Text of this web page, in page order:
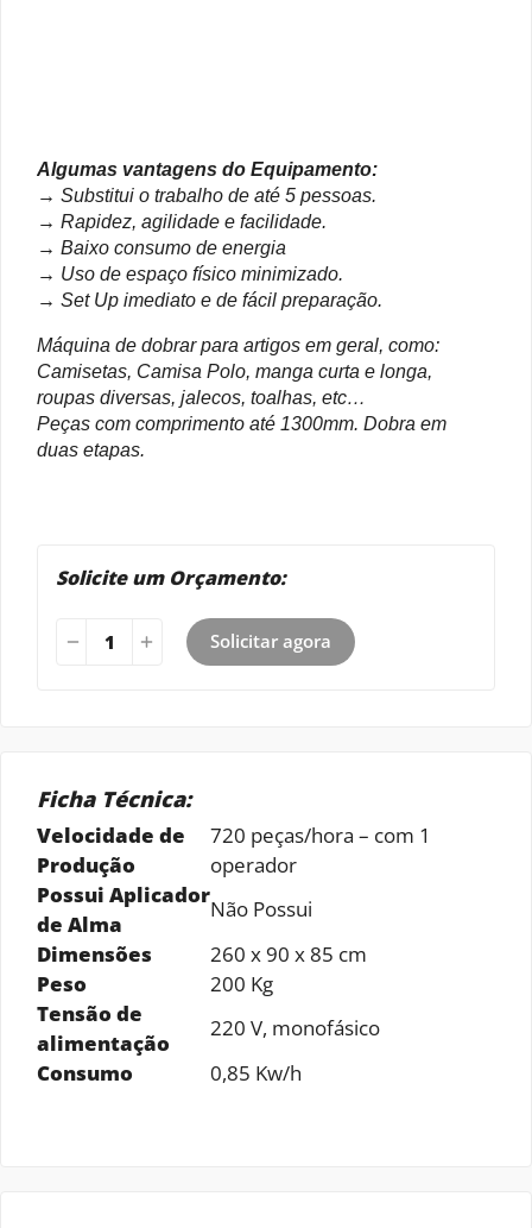
Algumas vantagens do Equipamento:
→ Substitui o trabalho de até 5 pessoas.
→ Rapidez, agilidade e facilidade.
→ Baixo consumo de energia
→ Uso de espaço físico minimizado.
→ Set Up imediato e de fácil preparação.
Máquina de dobrar para artigos em geral, como:
Camisetas, Camisa Polo, manga curta e longa,
roupas diversas, jalecos, toalhas, etc…
Peças com comprimento até 1300mm. Dobra em
duas etapas.
Solicite um Orçamento:
Solicitar agora
Ficha Técnica:
Velocidade de
Produção
720 peças/hora – com 1
operador
Possui Aplicador
de Alma
Não Possui
Dimensões
260 x 90 x 85 cm
Peso
200 Kg
Tensão de
alimentação
220 V, monofásico
Consumo
0,85 Kw/h